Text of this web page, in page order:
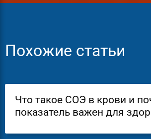
Похожие статьи
Что такое СОЭ в крови и
показатель важен для